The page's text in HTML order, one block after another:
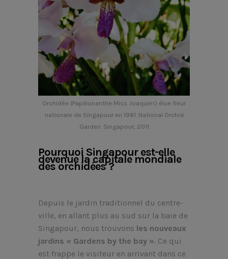
Orchidée (Papilionanthe Miss Joaquim) élue fleur
nationale de Singapour en 1981. National Orchid
Garden. Singapour, 2011
Pourquoi Singapour est-elle
devenue la capitale mondiale
des orchidées ?
Depuis le jardin traditionnel du centre-
ville, en allant plus au sud sur la baie de
Singapour, nous trouvons les nouveaux
jardins « Gardens by the bay ». Ce qui
est frappe le visiteur en arrivant dans ce